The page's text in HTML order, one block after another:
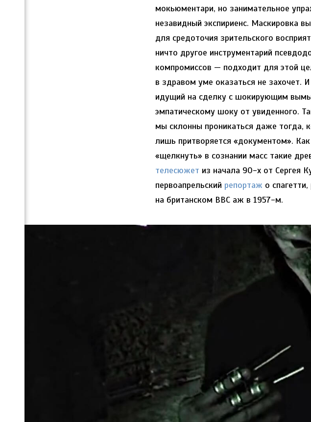
мокьюментари, но занимательное
незавидный экспириенс. Маскировка
для средоточия зрительского
ничто другое инструментарий
компромиссов — подходит для этой
в здравом уме оказаться не захочет.
идущий на сделку с шокирующим
эмпатическому шоку от увиденного.
мы склонны проникаться даже тогда,
лишь притворяется «документом».
«щелкнуть» в сознании масс такие
телесюжет из начала 90-х от Сергея
первоапрельский репортаж о
на британском BBC аж в 1957-м.